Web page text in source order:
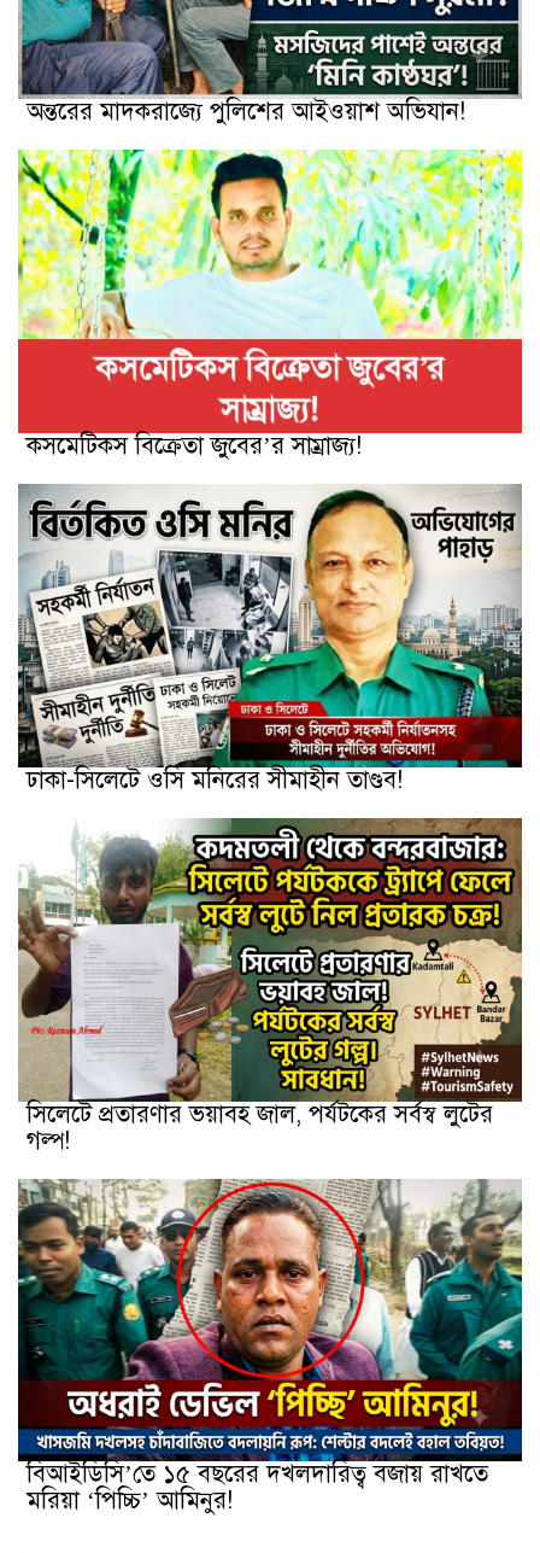
অন্তরের মাদকরাজ্যে পুলিশের আইওয়াশ অভিযান!
কসমেটিকস বিক্রেতা জুবের’র সাম্রাজ্য!
ঢাকা-সিলেটে ওসি মনিরের সীমাহীন তাণ্ডব!
সিলেটে প্রতারণার ভয়াবহ জাল, পর্যটকের সর্বস্ব লুটের
গল্প!
বিআইডিসি’তে ১৫ বছরের দখলদারিত্ব বজায় রাখতে
মরিয়া ‘পিচ্চি’ আমিনুর!